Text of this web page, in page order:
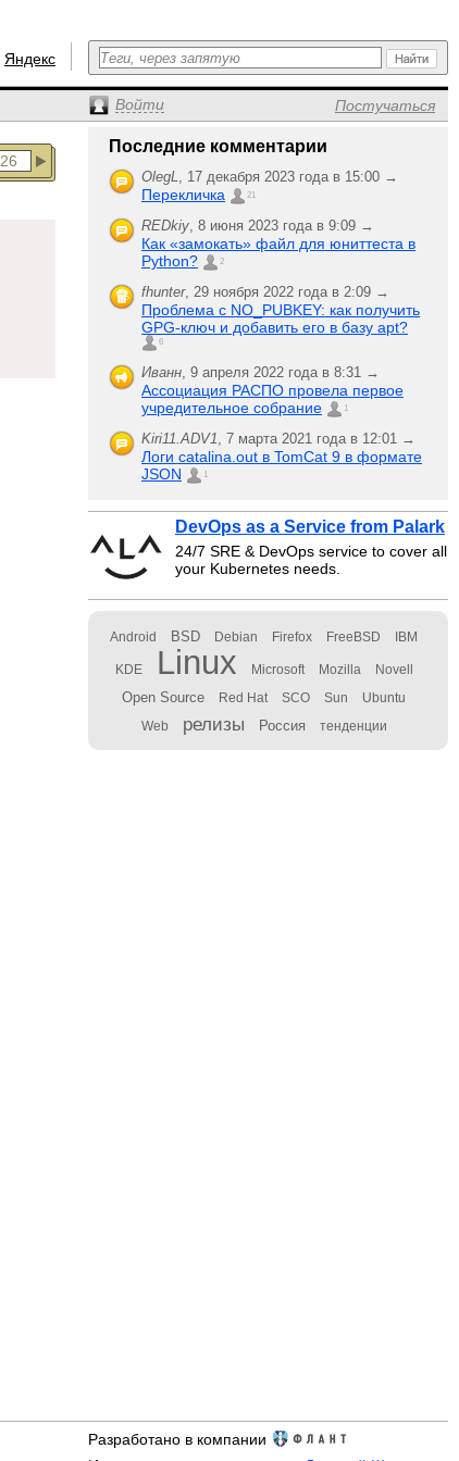
Яндекс
Войти Постучаться
Последние комментарии
OlegL, 17 декабря 2023 года в 15:00 →
Перекличка 21
REDkiy, 8 июня 2023 года в 9:09 →
Как «замокать» файл для юниттеста в
Python?
2
fhunter, 29 ноября 2022 года в 2:09 →
Проблема с NO_PUBKEY: как получить
GPG-ключ и добавить его в базу apt?
6
Иванн, 9 апреля 2022 года в 8:31 →
Ассоциация РАСПО провела первое
учредительное собрание
1
Kiri11.ADV1, 7 марта 2021 года в 12:01 →
Логи catalina.out в TomCat 9 в формате
JSON
1
DevOps as a Service from Palark
24/7 SRE & DevOps service to cover all
your Kubernetes needs.
Android BSD Debian Firefox FreeBSD IBM
KDE Linux Microsoft Mozilla Novell
Open Source Red Hat SCO Sun Ubuntu
Web релизы Россия тенденции
Разработано в компании